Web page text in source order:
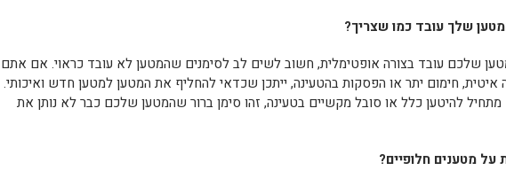
שלך עובד כמו שצריך?
שלכם עובד בצורה אופטימלית, חשוב לשים לב לסימנים שהמטען לא עובד כראוי. אם אתם
איטית, חימום יתר או הפסקות בהטעינה, ייתכן שכדאי להחליף את המטען למטען חדש ואיכותי.
להיטען כלל או סובל מקשיים בטעינה, זהו סימן ברור שהמטען שלכם כבר לא נותן את
מטענים חלופיים?